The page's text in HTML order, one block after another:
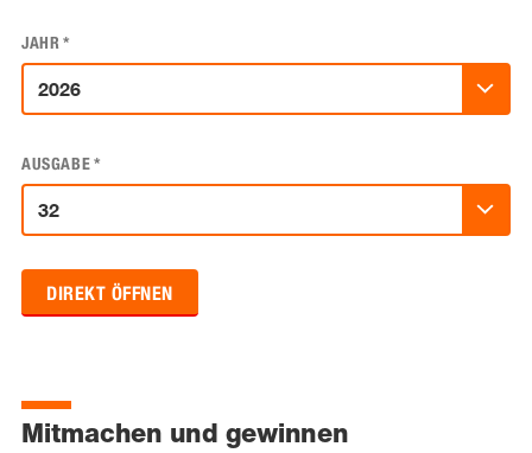
JAHR*
AUSGABE*
DIREKT ÖFFNEN
Mitmachen und gewinnen